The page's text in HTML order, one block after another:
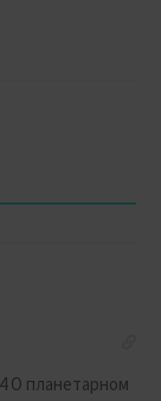
О планетарном